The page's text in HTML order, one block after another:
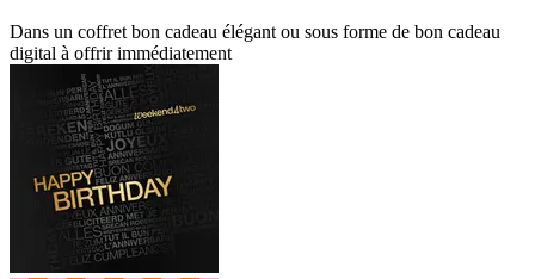
Dans un coffret bon cadeau élégant ou sous forme de bon cadeau
digital à offrir immédiatement